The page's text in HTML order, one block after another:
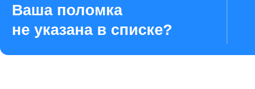
Ремонт динамика
Ваша поломка
не указана в списке?